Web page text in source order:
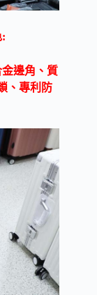
:
邊角、質
、專利防